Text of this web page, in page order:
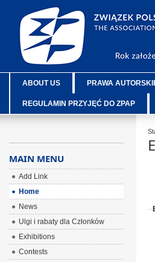
ABOUT US PRAWA
REGULAMIN PRZYJĘĆ DO ZPAP
MAIN MENU
Add Link
Home
News
Ulgi i rabaty dla Członków
Exhibitions
Contests